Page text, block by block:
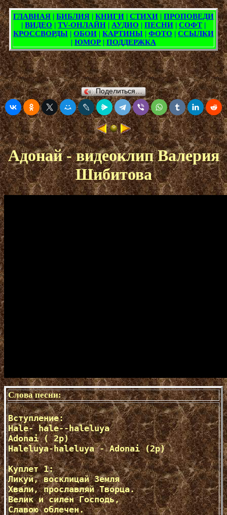
Поделиться…
Адонай - видеоклип Валерия
Шибитова
Слова песни:
Вступление:
Hale- hale--haleluya
Adonai ( 2p)
Haleluya-haleluya - Adonai (2p)
Куплет 1:
Ликуй, восклицай Земля
Хвали, прославляй Творца.
Велик и силен Господь,
Славою облечен.